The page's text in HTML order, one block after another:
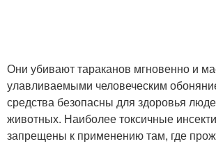
Они убивают тараканов мгновенно и
улавливаемыми человеческим
средства безопасны для здоровья
животных. Наиболее токсичные
запрещены к применению там, где